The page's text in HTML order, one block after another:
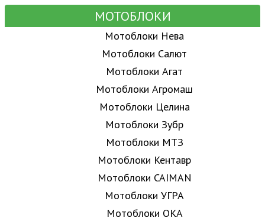
МОТОБЛОКИ
Мотоблоки Нева
Мотоблоки Салют
Мотоблоки Агат
Мотоблоки Агромаш
Мотоблоки Целина
Мотоблоки Зубр
Мотоблоки МТЗ
Мотоблоки Кентавр
Мотоблоки CAIMAN
Мотоблоки УГРА
Мотоблоки ОКА